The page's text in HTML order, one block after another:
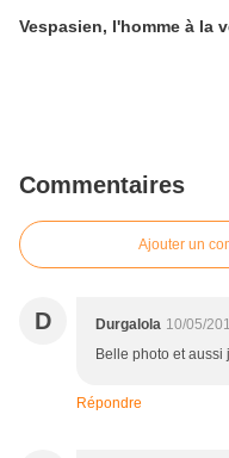
Vespasien, l'homme à la
Commentaires
Ajouter un
D Durgalola 10/05/
Belle photo et
Répondre